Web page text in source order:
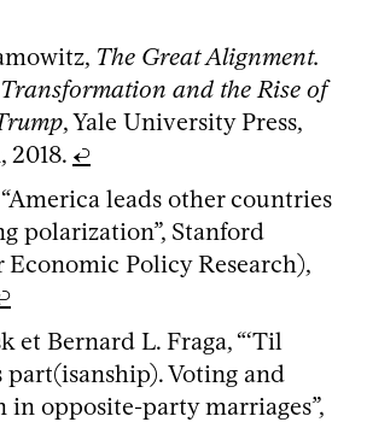
The Great Alignment.
and the Rise of
, Yale University Press,
2018. ↩
leads other countries
polarization”, Stanford
Policy Research),
et Bernard L. Fraga, “‘Til
part(isanship). Voting and
in opposite-party marriages”,